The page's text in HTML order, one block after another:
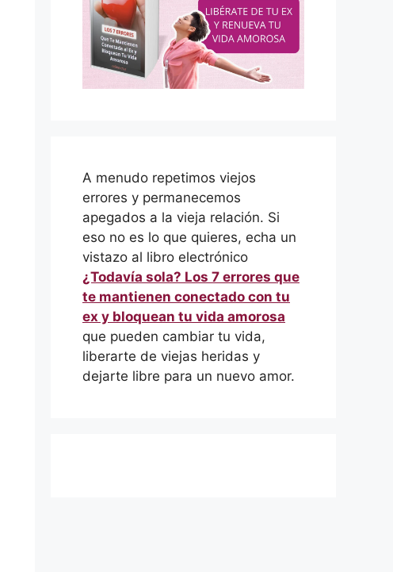
A menudo repetimos viejos
errores y permanecemos
apegados a la vieja relación. Si
eso no es lo que quieres, echa un
vistazo al libro electrónico
¿Todavía sola? Los 7 errores que
te mantienen conectado con tu
ex y bloquean tu vida amorosa
que pueden cambiar tu vida,
liberarte de viejas heridas y
dejarte libre para un nuevo amor.